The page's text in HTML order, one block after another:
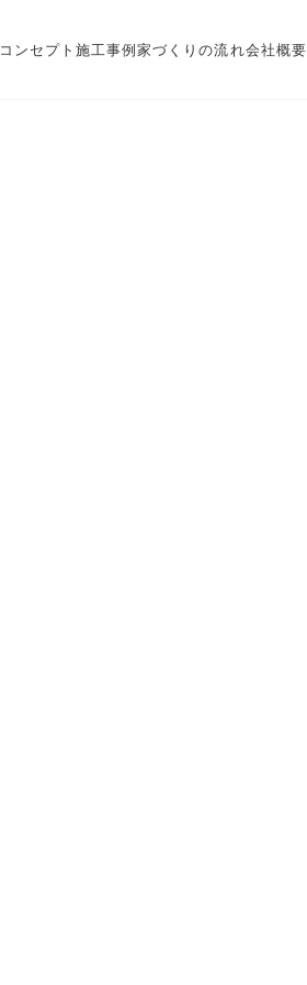
コンセプト施工事例家づくりの流れ会社概要